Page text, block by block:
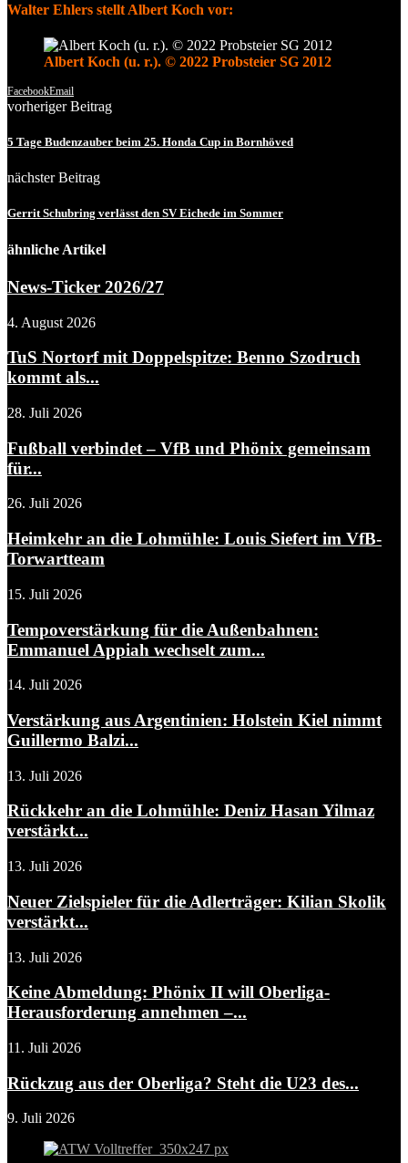
Walter Ehlers stellt Albert Koch vor:
Albert Koch (u. r.). © 2022 Probsteier SG 2012
FacebookEmail
vorheriger Beitrag
5 Tage Budenzauber beim 25. Honda Cup in Bornhöved
nächster Beitrag
Gerrit Schubring verlässt den SV Eichede im Sommer
ähnliche Artikel
News-Ticker 2026/27
4. August 2026
TuS Nortorf mit Doppelspitze: Benno Szodruch
kommt als...
28. Juli 2026
Fußball verbindet – VfB und Phönix gemeinsam
für...
26. Juli 2026
Heimkehr an die Lohmühle: Louis Siefert im VfB-
Torwartteam
15. Juli 2026
Tempoverstärkung für die Außenbahnen:
Emmanuel Appiah wechselt zum...
14. Juli 2026
Verstärkung aus Argentinien: Holstein Kiel nimmt
Guillermo Balzi...
13. Juli 2026
Rückkehr an die Lohmühle: Deniz Hasan Yilmaz
verstärkt...
13. Juli 2026
Neuer Zielspieler für die Adlerträger: Kilian Skolik
verstärkt...
13. Juli 2026
Keine Abmeldung: Phönix II will Oberliga-
Herausforderung annehmen –...
11. Juli 2026
Rückzug aus der Oberliga? Steht die U23 des...
9. Juli 2026